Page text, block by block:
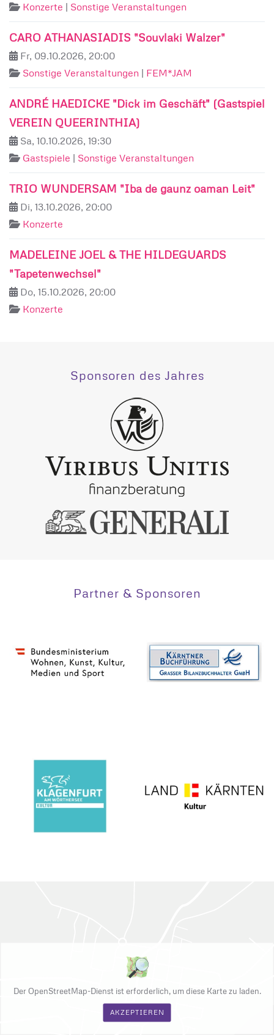
Konzerte | Sonstige Veranstaltungen
CARO ATHANASIADIS "Souvlaki Walzer"
Fr, 09.10.2026, 20:00
Sonstige Veranstaltungen | FEM*JAM
ANDRÉ HAEDICKE "Dick im Geschäft" (Gastspiel
VEREIN QUEERINTHIA)
Sa, 10.10.2026, 19:30
Gastspiele | Sonstige Veranstaltungen
TRIO WUNDERSAM "Iba de gaunz oaman Leit"
Di, 13.10.2026, 20:00
Konzerte
MADELEINE JOEL & THE HILDEGUARDS
"Tapetenwechsel"
Do, 15.10.2026, 20:00
Konzerte
Sponsoren des Jahres
Partner & Sponsoren
Der OpenStreetMap-Dienst ist erforderlich, um diese Karte zu laden.
AKZEPTIEREN